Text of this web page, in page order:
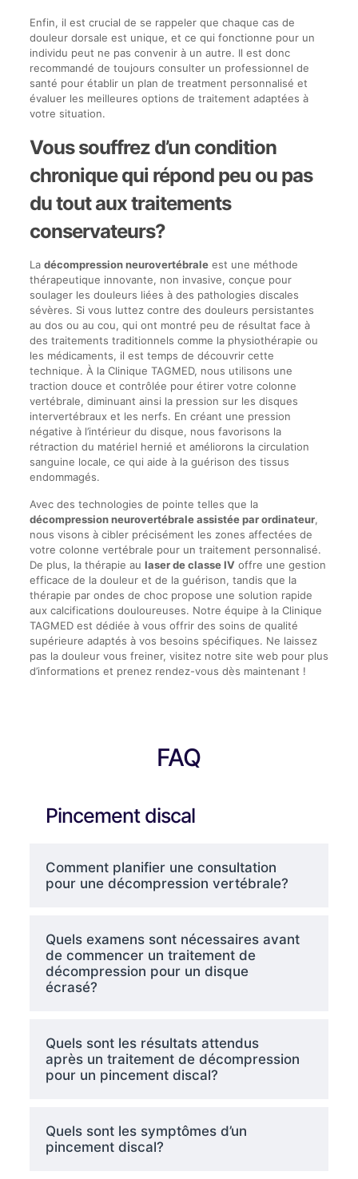
Enfin, il est crucial de se rappeler que chaque cas de
douleur dorsale est unique, et ce qui fonctionne pour un
individu peut ne pas convenir à un autre. Il est donc
recommandé de toujours consulter un professionnel de
santé pour établir un plan de treatment personnalisé et
évaluer les meilleures options de traitement adaptées à
votre situation.
Vous souffrez d’un condition
chronique qui répond peu ou pas
du tout aux traitements
conservateurs?
La décompression neurovertébraleest une méthode
thérapeutique innovante, non invasive, conçue pour
soulager les douleurs liées à des pathologies discales
sévères. Si vous luttez contre des douleurs persistantes
au dos ou au cou, qui ont montré peu de résultat face à
des traitements traditionnels comme la physiothérapie ou
les médicaments, il est temps de découvrir cette
technique. À la Clinique TAGMED, nous utilisons une
traction douce et contrôlée pour étirer votre colonne
vertébrale, diminuant ainsi la pression sur les disques
intervertébraux et les nerfs. En créant une pression
négative à l’intérieur du disque, nous favorisons la
rétraction du matériel hernié et améliorons la circulation
sanguine locale, ce qui aide à la guérison des tissus
endommagés.
Avec des technologies de pointe telles que la
décompression neurovertébrale assistée par ordinateur,
nous visons à cibler précisément les zones affectées de
votre colonne vertébrale pour un traitement personnalisé.
De plus, la thérapie au laser de classe IVoffre une gestion
efficace de la douleur et de la guérison, tandis que la
thérapie par ondes de choc propose une solution rapide
aux calcifications douloureuses. Notre équipe à la Clinique
TAGMED est dédiée à vous offrir des soins de qualité
supérieure adaptés à vos besoins spécifiques. Ne laissez
pas la douleur vous freiner, visitez notre site web pour plus
d’informations et prenez rendez-vous dès maintenant !
FAQ
Pincement discal
Comment planifier une consultation
pour une décompression vertébrale?
Quels examens sont nécessaires avant
de commencer un traitement de
décompression pour un disque
écrasé?
Quels sont les résultats attendus
après un traitement de décompression
pour un pincement discal?
Quels sont les symptômes d’un
pincement discal?